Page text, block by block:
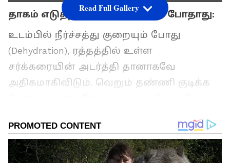
தாகம் எடுத்தா தண்ணி மட்டும் போதாது:
உடம்பில் நீர்ச்சத்து குறையும் போது
(Dehydration), ரத்தத்தில் உள்ள
சர்க்கரையின் அடர்த்தி தானாகவே
அதிகமாகிவிடும். வெறும் தண்ணி குடிக்க
ஜூஸ், குளிர்பானங்கள் பக்கம் தலை வச்சும்
படுக்காதீங்க!
Read Full Gallery